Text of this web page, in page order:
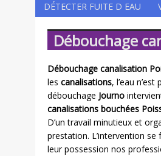
DÉTECTER FUITE D EAU
Débouchage
Débouchage canalisation
les canalisations, l’eau
débouchage Journo
canalisations bouchées
D’un travail minutieux et
prestation. L’intervention se
leur possession nos